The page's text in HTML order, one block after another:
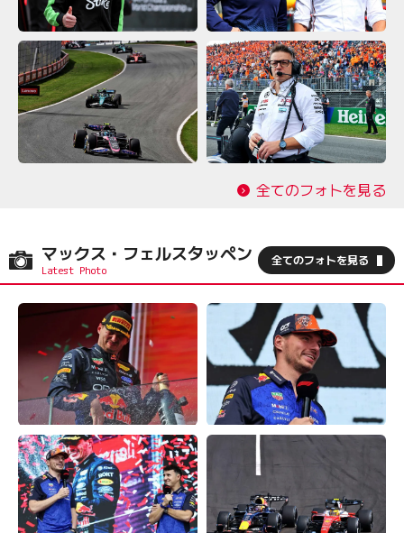
全てのフォトを見る
マックス・フェルスタッペン 全てのフォトを見る